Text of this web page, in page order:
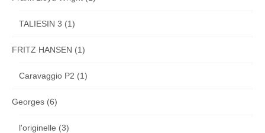
TALIESIN 3 (1)
FRITZ HANSEN (1)
Caravaggio P2 (1)
Georges (6)
l'originelle (3)